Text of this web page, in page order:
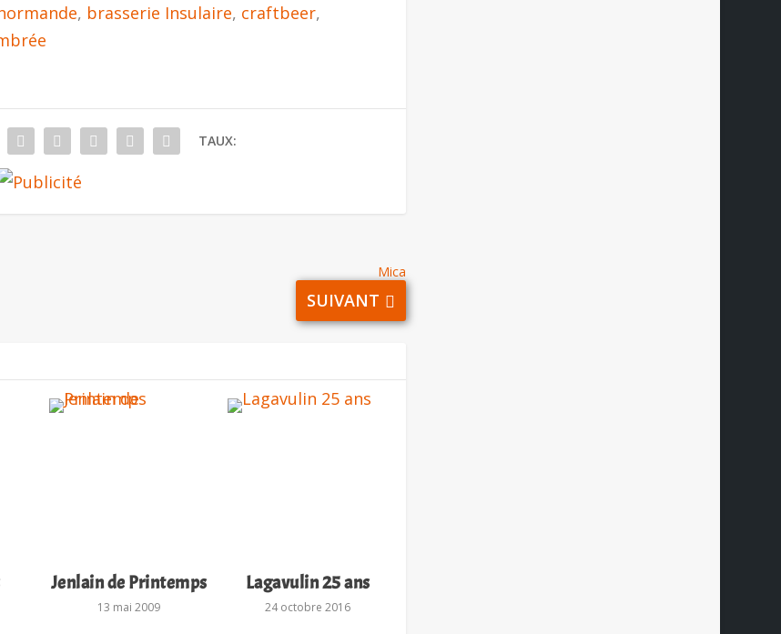
, brasserie Insulaire, craftbeer,
TAUX:
Mica
SUIVANT
Jenlain de Printemps
13 mai 2009
Lagavulin 25 ans
24 octobre 2016